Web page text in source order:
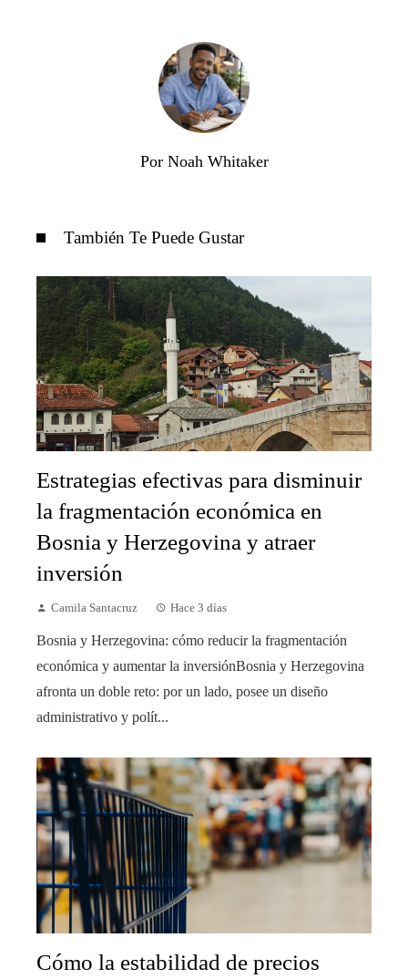
Por Noah Whitaker
También Te Puede Gustar
Estrategias efectivas para disminuir
la fragmentación económica en
Bosnia y Herzegovina y atraer
inversión
Camila Santacruz Hace 3 días
Bosnia y Herzegovina: cómo reducir la fragmentación
económica y aumentar la inversiónBosnia y Herzegovina
afronta un doble reto: por un lado, posee un diseño
administrativo y polít...
Cómo la estabilidad de precios